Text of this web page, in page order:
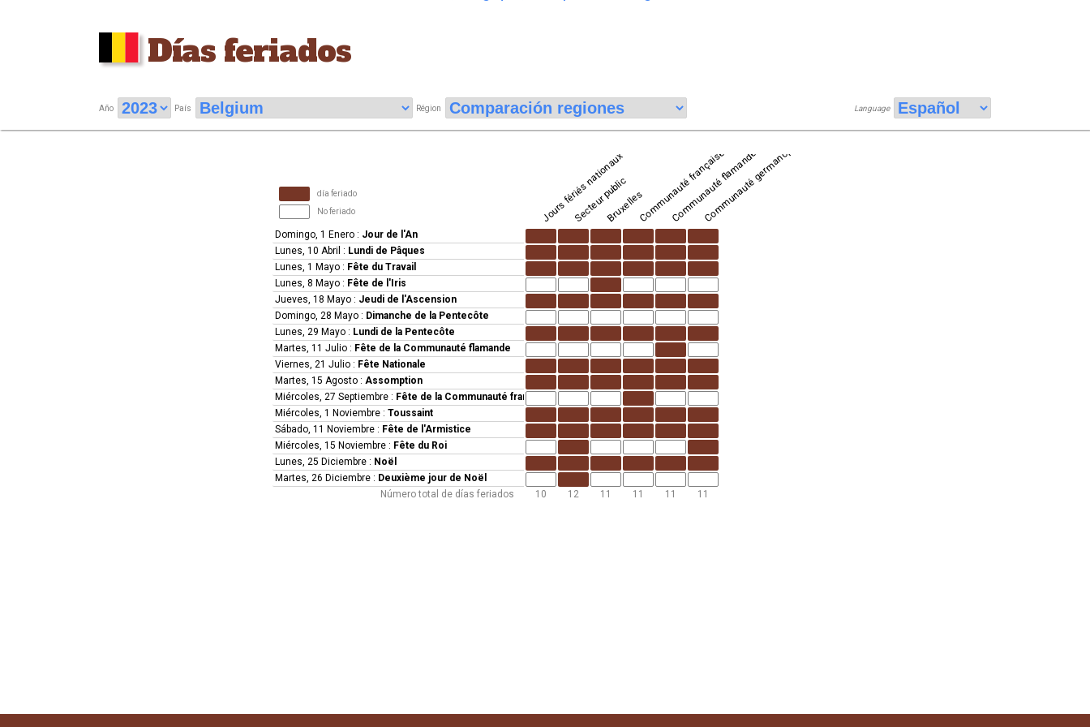
Días feriados
Año País Région Language
día feriado
No feriado
Jours fériés nationaux
Secteur public
BruxellesCommunauté française
Communauté flamande
Communauté germanophone
Domingo, 1 Enero : Jour de l'An
Lunes, 10 Abril : Lundi de Pâques
Lunes, 1 Mayo : Fête du Travail
Lunes, 8 Mayo : Fête de l'Iris
Jueves, 18 Mayo : Jeudi de l'Ascension
Domingo, 28 Mayo : Dimanche de la Pentecôte
Lunes, 29 Mayo : Lundi de la Pentecôte
Martes, 11 Julio : Fête de la Communauté flamande
Viernes, 21 Julio : Fête Nationale
Martes, 15 Agosto : Assomption
Miércoles, 27 Septiembre : Fête de la Communauté française
Miércoles, 1 Noviembre : Toussaint
Sábado, 11 Noviembre : Fête de l'Armistice
Miércoles, 15 Noviembre : Fête du Roi
Lunes, 25 Diciembre : Noël
Martes, 26 Diciembre : Deuxième jour de Noël
Número total de días feriados
10 12 11 11 11 11